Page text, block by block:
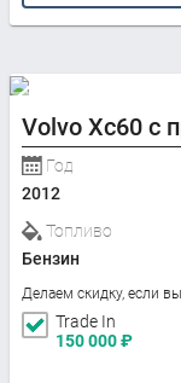
Volvo Xc60 с
Год
2012
Топливо
Бензин
Делаем скидку, если
Trade In
150 000₽